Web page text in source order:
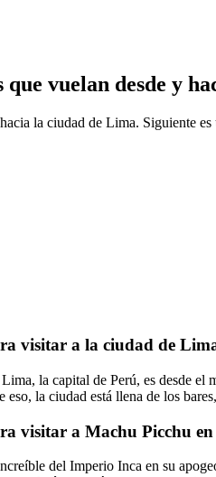
vuelan desde y
la ciudad de Lima. Siguiente
visitar a la ciudad de
la capital de Perú, es desde
la ciudad está llena de los
visitar a Machu Picchu
del Imperio Inca en su